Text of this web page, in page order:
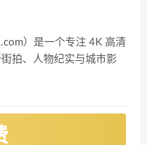
）是一个专注 4K 高清
拍、人物纪实与城市影